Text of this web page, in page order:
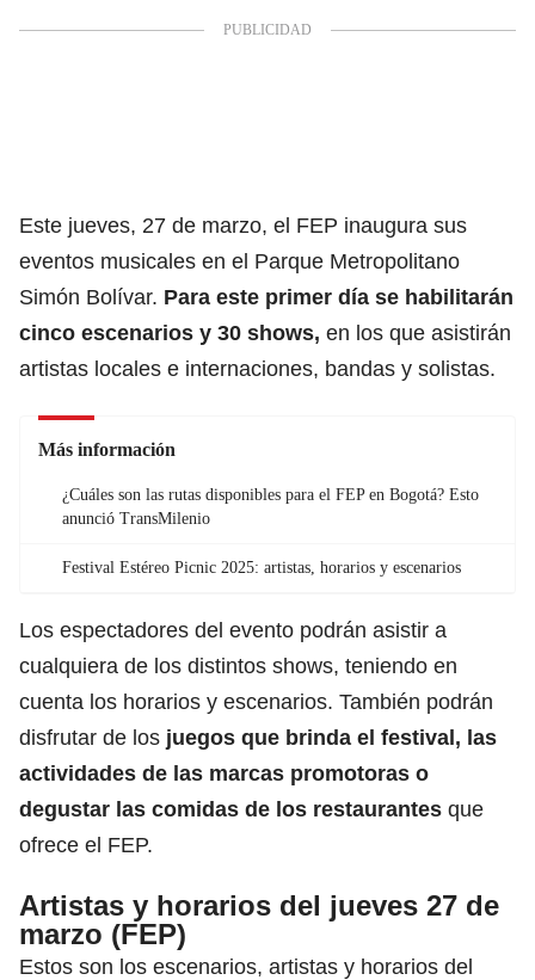
Este jueves, 27 de marzo, el FEP inaugura sus
eventos musicales en el Parque Metropolitano
Simón Bolívar. Para este primer día se habilitarán
cinco escenarios y 30 shows, en los que asistirán
artistas locales e internaciones, bandas y solistas.
Más información
¿Cuáles son las rutas disponibles para el FEP en Bogotá? Esto
anunció TransMilenio
Festival Estéreo Picnic 2025: artistas, horarios y escenarios
Los espectadores del evento podrán asistir a
cualquiera de los distintos shows, teniendo en
cuenta los horarios y escenarios. También podrán
disfrutar de los juegos que brinda el festival, las
actividades de las marcas promotoras o
degustar las comidas de los restaurantes que
ofrece el FEP.
Artistas y horarios del jueves 27 de
marzo (FEP)
Estos son los escenarios, artistas y horarios del